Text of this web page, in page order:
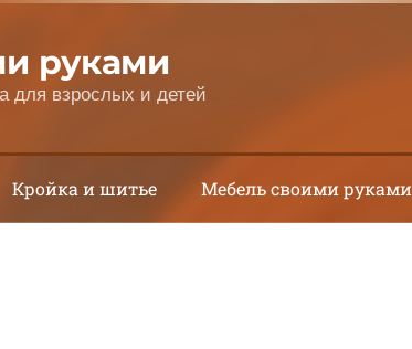
руками
для взрослых и детей
Кройка и шитье Мебель своими руками